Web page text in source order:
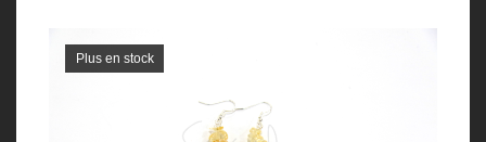
Plus en stock